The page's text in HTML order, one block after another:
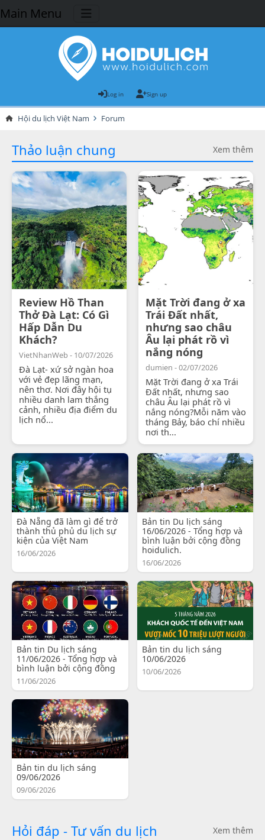
Main Menu
Log in Sign up
Hội du lịch Việt Nam Forum
Thảo luận chung Xem thêm
Review Hồ Than
Thở Đà Lạt: Có Gì
Hấp Dẫn Du
Khách?
VietNhanWeb - 10/07/2026
Đà Lạt- xứ sở ngàn hoa
với vẻ đẹp lãng mạn,
nên thơ. Nơi đây hội tụ
nhiều danh lam thắng
cảnh, nhiều địa điểm du
lịch nổ...
Mặt Trời đang ở xa
Trái Đất nhất,
nhưng sao châu
Âu lại phát rồ vì
nắng nóng
dumien - 02/07/2026
Mặt Trời đang ở xa Trái
Đất nhất, nhưng sao
châu Âu lại phát rồ vì
nắng nóng?Mỗi năm vào
tháng Bảy, báo chí nhiều
nơi th...
Đà Nẵng đã làm gì để trở
thành thủ phủ du lịch sự
kiện của Việt Nam
16/06/2026
Bản tin Du lịch sáng
16/06/2026 - Tổng hợp và
bình luận bởi cộng đồng
hoidulich.
16/06/2026
Bản tin Du lịch sáng
11/06/2026 - Tổng hợp và
bình luận bởi cộng đồng
11/06/2026
Bản tin du lịch sáng
10/06/2026
10/06/2026
Bản tin du lịch sáng
09/06/2026
09/06/2026
Hỏi đáp - Tư vấn du lịch Xem thêm